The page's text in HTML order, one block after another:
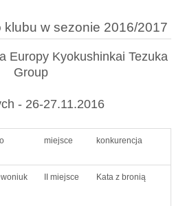
w sezonie 2016/2017
Europy Kyokushinkai Tezuka
Group
- 26-27.11.2016
miejsce konkurencja
II miejsce Kata z bronią